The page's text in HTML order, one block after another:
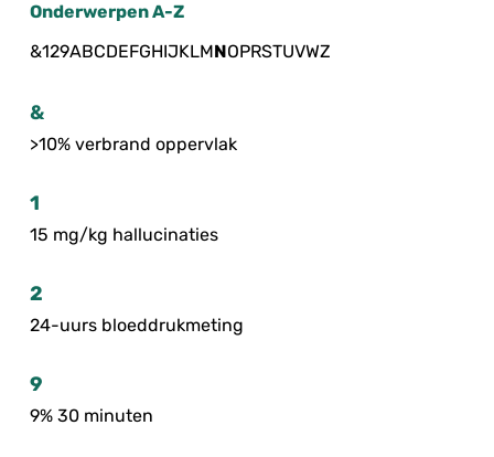
Onderwerpen A-Z
&129ABCDEFGHIJKLMNOPRSTUVWZ
&
>10% verbrand oppervlak
1
15 mg/kg hallucinaties
2
24-uurs bloeddrukmeting
9
9% 30 minuten